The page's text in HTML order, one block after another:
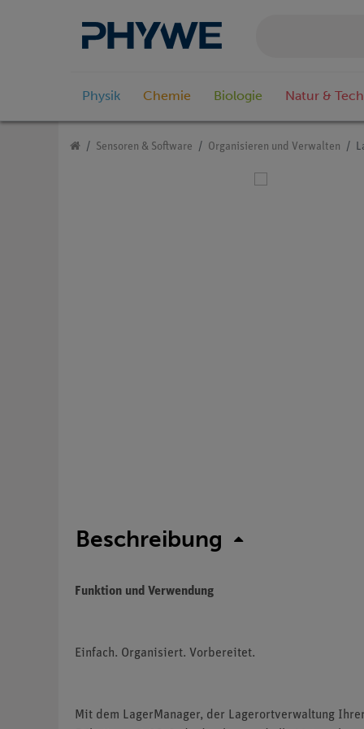
Physik Chemie Biologie Natur &
Sensoren & Software Organisieren und Verwalten
Beschreibung
Funktion und Verwendung
Einfach. Organisiert. Vorbereitet.
Mit dem LagerManager, der Lagerortverwaltung